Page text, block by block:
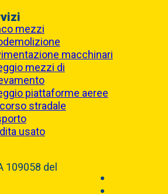
mezzi
macchinari
mezzi di
piattaforme aeree
stradale
usato
109058 del